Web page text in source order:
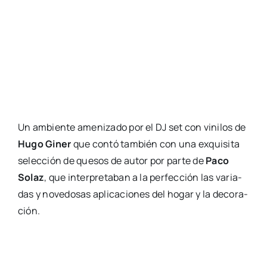
Un ambien­te ame­ni­za­do por el DJ set con vini­los de
Hugo Ginerque con­tó tam­bién con una exqui­si­ta
selec­ción de que­sos de autor por par­te dePaco
Solaz, que inter­pre­ta­ban a la per­fec­ción las varia­
das y nove­do­sas apli­ca­cio­nes del hogar y la deco­ra­
ción.